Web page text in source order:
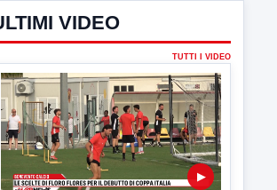
▶
7 AGOSTO 2026 SPORT BENEVENTO
Benevento Calcio: Le scelte di